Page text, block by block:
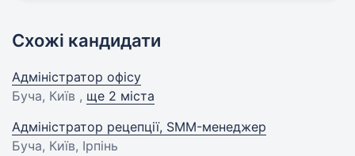
Схожі кандидати
Адміністратор офісу
Буча, Київ , ще 2 міста
Адміністратор рецепції, SMM-менеджер
Буча, Київ, Ірпінь